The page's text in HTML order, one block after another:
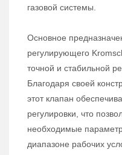
газовой системы.
Основное
регулирующего
точной и стабильной
Благодаря своей
этот клапан
регулировки, что
необходимые
диапазоне рабочих